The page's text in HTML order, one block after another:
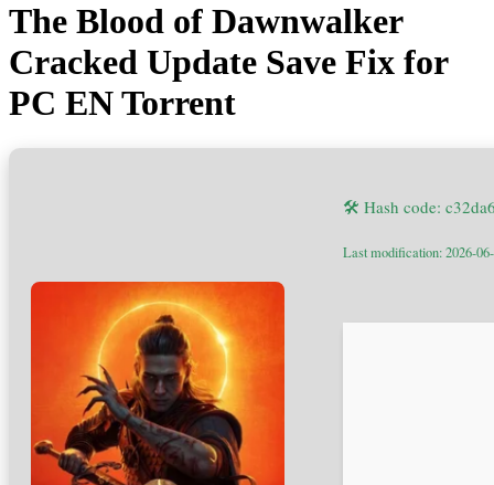
The Blood of Dawnwalker
Cracked Update Save Fix for
PC EN Torrent
🛠 Hash code:
Last modification: 2026-